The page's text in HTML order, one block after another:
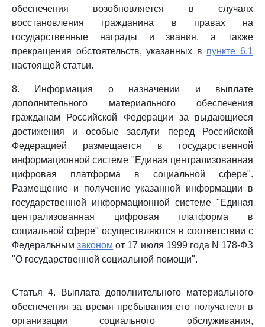
обеспечения возобновляется в случаях
восстановления гражданина в правах на
государственные награды и звания, а также
прекращения обстоятельств, указанных в пункте 6.1
настоящей статьи.
8. Информация о назначении и выплате
дополнительного материального обеспечения
гражданам Российской Федерации за выдающиеся
достижения и особые заслуги перед Российской
Федерацией размещается в государственной
информационной системе "Единая централизованная
цифровая платформа в социальной сфере".
Размещение и получение указанной информации в
государственной информационной системе "Единая
централизованная цифровая платформа в
социальной сфере" осуществляются в соответствии с
Федеральнымзаконом от 17 июля 1999 года N 178-ФЗ
"О государственной социальной помощи".
Статья 4. Выплата дополнительного материального
обеспечения за время пребывания его получателя в
организации социального обслуживания,